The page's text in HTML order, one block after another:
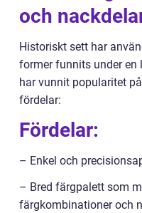
och
Historiskt sett har
former funnits under en
har vunnit popularitet
fördelar:
Fördelar:
– Enkel och
– Bred färgpalett som
färgkombinationer och